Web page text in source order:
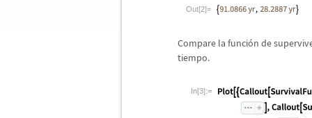
Out[2]=
Compare la función de
tiempo.
In[3]:=